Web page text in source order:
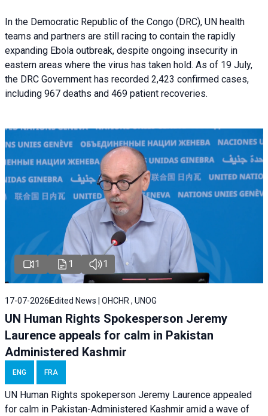
In the Democratic Republic of the Congo (DRC), UN health
teams and partners are still racing to contain the rapidly
expanding Ebola outbreak, despite ongoing insecurity in
eastern areas where the virus has taken hold. As of 19 July,
the DRC Government has recorded 2,423 confirmed cases,
including 967 deaths and 469 patient recoveries.
1 1 1
17-07-2026 Edited News | OHCHR , UNOG
UN Human Rights Spokesperson Jeremy
Laurence appeals for calm in Pakistan
Administered Kashmir
ENG FRA
UN Human Rights spokeperson Jeremy Laurence appealed
for calm in Pakistan-Administered Kashmir amid a wave of